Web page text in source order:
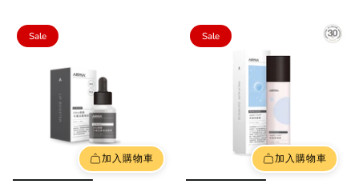
Sale
加入購物車
Sale
加入購物車